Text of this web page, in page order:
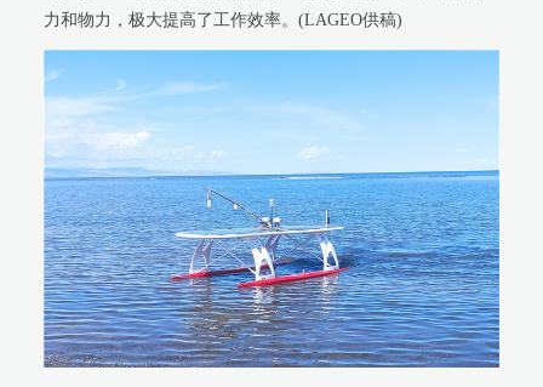
力和物力，极大提高了工作效率。(LAGEO供稿)